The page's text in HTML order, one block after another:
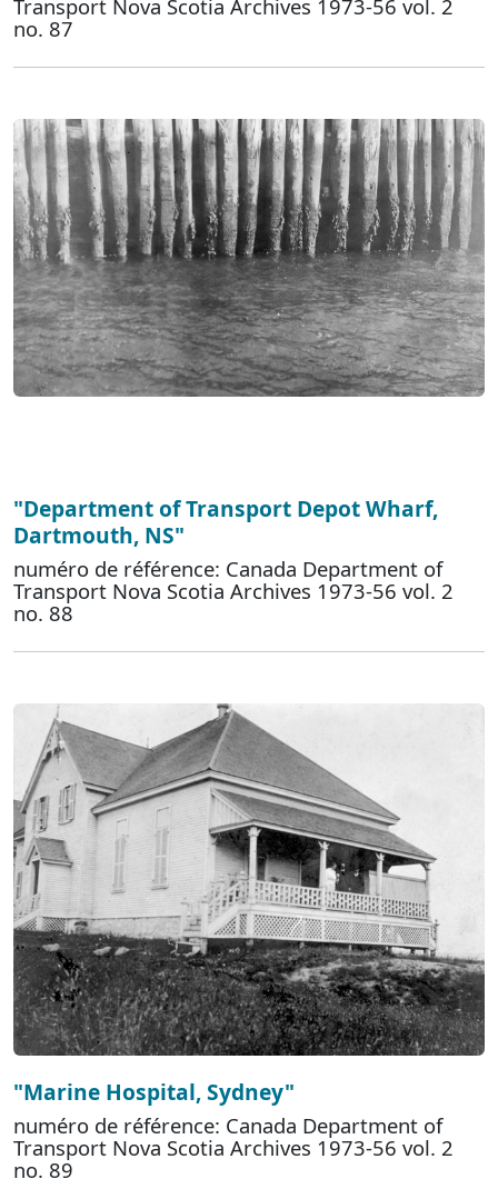
Transport Nova Scotia Archives 1973-56 vol. 2
no. 87
"Department of Transport Depot Wharf,
Dartmouth, NS"
numéro de référence: Canada Department of
Transport Nova Scotia Archives 1973-56 vol. 2
no. 88
"Marine Hospital, Sydney"
numéro de référence: Canada Department of
Transport Nova Scotia Archives 1973-56 vol. 2
no. 89